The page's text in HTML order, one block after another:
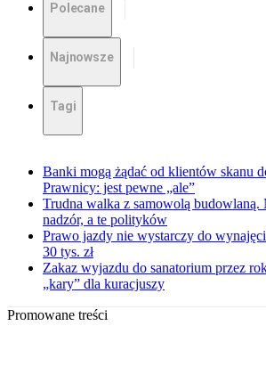
Polecane
Najnowsze
Tagi
Banki mogą żądać od klientów skanu
Prawnicy: jest pewne „ale”
Trudna walka z samowolą
nadzór, a te polityków
Prawo jazdy nie wystarczy do
30 tys. zł
Zakaz wyjazdu do sanatorium przez
„kary” dla kuracjuszy
Promowane treści